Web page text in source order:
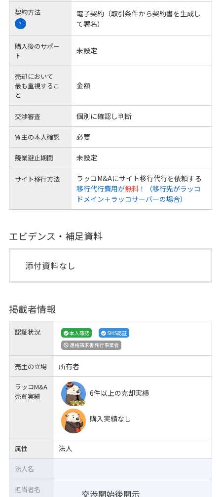
契約方法
?
電子契約（取引条件から契約書を生成し
て署名）
購入後のサポー
ト
未設定
売却において
最も重視するこ
と
金額
交渉審査 個別に確認し判断
買主の本人確認 必要
競業避止期間 未設定
サイト移行方法
ラッコM&Aにサイト移行代行を依頼する
移行代行費用が無料！（移行先がラッコ
ドメイン＋ラッコサーバーの場合）
エビデンス・補足資料
添付資料なし
掲載者情報
認証状況 本人確認
SMS認証
適格請求書発行事業者
売主の立場 所有者
ラッコM&A
売買実績
6件以上の売却実績
購入実績なし
属性 法人
交渉開始後開示
法人名
担当者名